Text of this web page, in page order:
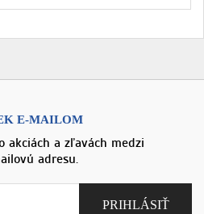
E-MAILOM
akciách a zľavách medzi
adresu.